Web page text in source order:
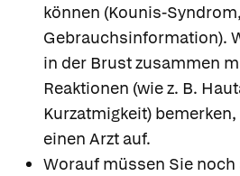
können (Kounis-
Gebrauchsinformation).
in der Brust zusammen
Reaktionen (wie z. B.
Kurzatmigkeit)
einen Arzt auf.
Worauf müssen Sie noch